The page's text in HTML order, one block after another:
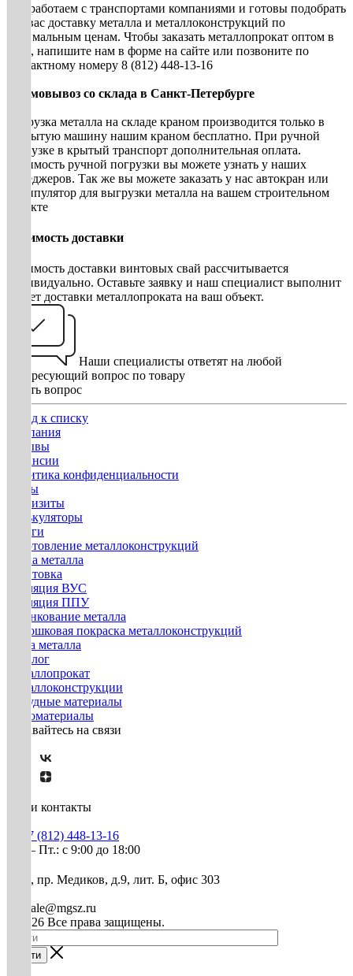
Мы работаем с транспортами компаниями и готовы подобрать
для вас доставку металла и металлоконструкций по
оптимальным ценам. Чтобы заказать металлопрокат оптом в
СПб, напишите нам в форме на сайте или позвоните по
контактному номеру 8 (812) 448-13-16
• Самовывоз со склада в Санкт-Петербурге
Погрузка металла на складе краном производится только в
открытую машину нашим краном бесплатно. При ручной
погрузке в крытый транспорт дополнительная оплата.
Стоимость ручной погрузки вы можете узнать у наших
менеджеров. Так же вы можете заказать у нас автокран или
манипулятор для выгрузки металла на вашем строительном
объекте
Стоимость доставки
Стоимость доставки винтовых свай рассчитывается
индивидуально. Оставьте заявку и наш специалист выполнит
расчет доставки металлопроката на ваш объект.
Наши специалисты ответят на любой
интересующий вопрос по товару
Задать вопрос
Назад к списку
Компания
Отзывы
Вакансии
Политика конфиденциальности
Госты
Реквизиты
Калькуляторы
Услуги
Изготовление металлоконструкций
Гибка металла
Грунтовка
Изоляция ВУС
Изоляция ППУ
Оцинкование металла
Порошковая покраска металлоконструкций
Резка металла
Каталог
Металлопрокат
Металлоконструкции
Нерудные материалы
Пиломатериалы
Оставайтесь на связи
Наши контакты
+7 (812) 448-13-16
Пн. – Пт.: с 9:00 до 18:00
СПб, пр. Медиков, д.9, лит. Б, офис 303
mg-sale@mgsz.ru
© 2026 Все права защищены.
Найти